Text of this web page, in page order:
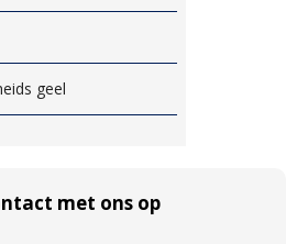
geel
met ons op